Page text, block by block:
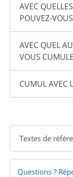
AVEC
POUVEZ-
AVEC QUEL
VOUS
CUMUL AVEC
Textes de
Questions ?